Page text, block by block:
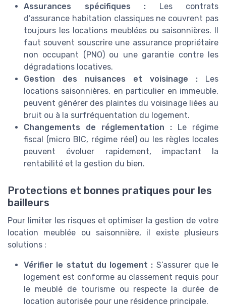
Assurances spécifiques : Les contrats
d’assurance habitation classiques ne couvrent pas
toujours les locations meublées ou saisonnières. Il
faut souvent souscrire une assurance propriétaire
non occupant (PNO) ou une garantie contre les
dégradations locatives.
Gestion des nuisances et voisinage : Les
locations saisonnières, en particulier en immeuble,
peuvent générer des plaintes du voisinage liées au
bruit ou à la surfréquentation du logement.
Changements de réglementation : Le régime
fiscal (micro BIC, régime réel) ou les règles locales
peuvent évoluer rapidement, impactant la
rentabilité et la gestion du bien.
Protections et bonnes pratiques pour les
bailleurs
Pour limiter les risques et optimiser la gestion de votre
location meublée ou saisonnière, il existe plusieurs
solutions :
Vérifier le statut du logement : S’assurer que le
logement est conforme au classement requis pour
le meublé de tourisme ou respecte la durée de
location autorisée pour une résidence principale.